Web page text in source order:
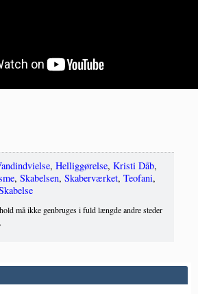
, Helliggørelse, Kristi Dåb,
, Skabelsen, Skaberværket, Teofani,
må ikke genbruges i fuld længde andre steder